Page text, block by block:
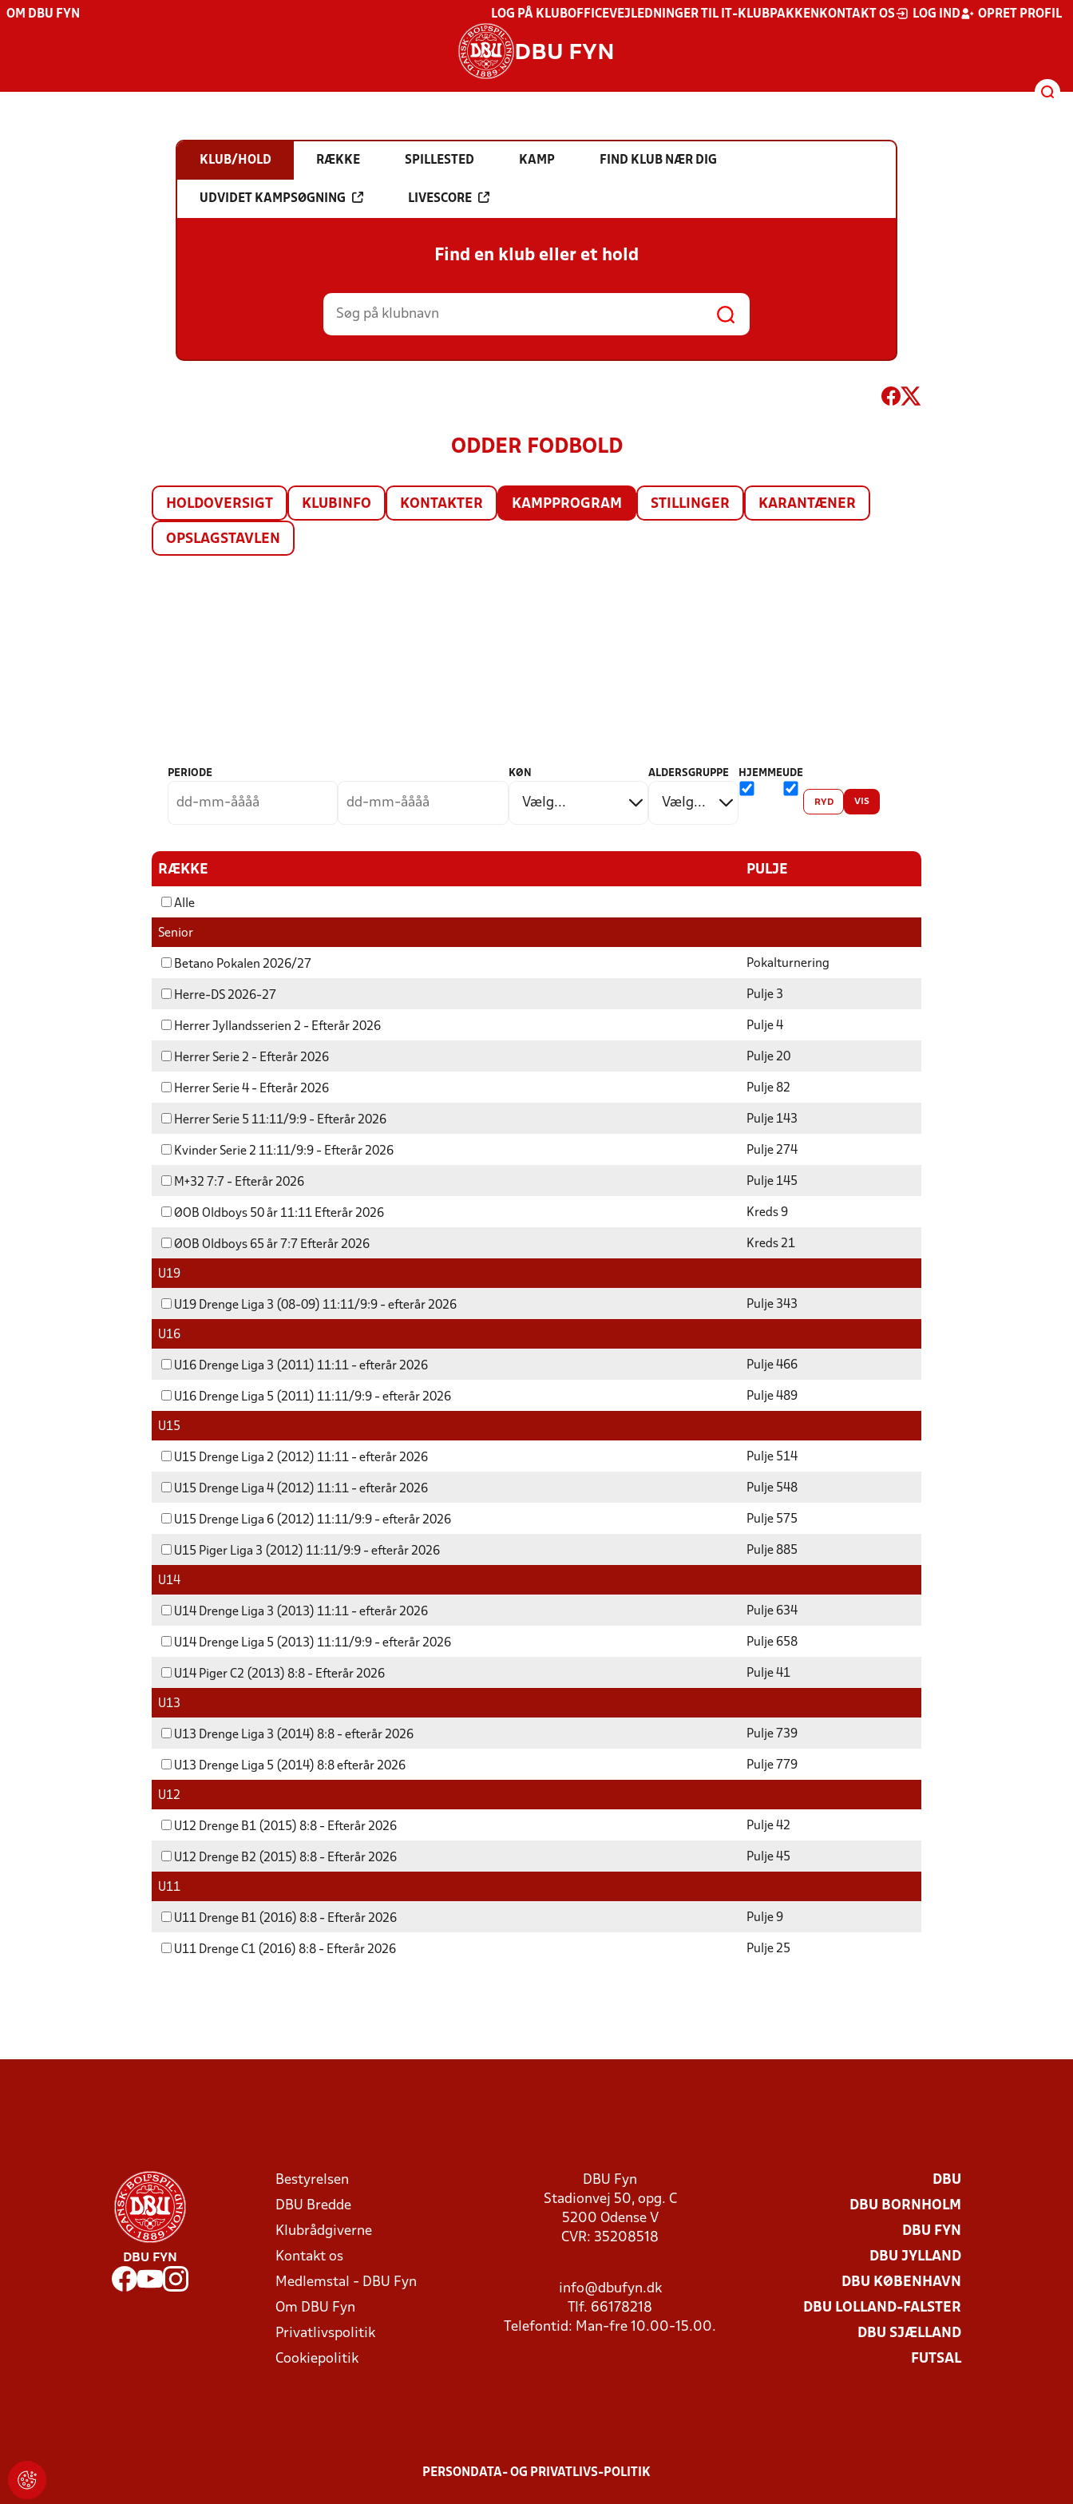
OM DBU FYN LOG PÅ KLUBOFFICEVEJLEDNINGER TIL IT-KLUBPAKKEN KONTAKT OS LOG IND OPRET PROFIL
DBU FYN
KLUB/HOLD RÆKKE SPILLESTED KAMP FIND KLUB NÆR DIG
UDVIDET KAMPSØGNING LIVESCORE
Find en klub eller et hold
ODDER FODBOLD
HOLDOVERSIGT KLUBINFO KONTAKTER KAMPPROGRAM STILLINGER KARANTÆNER
OPSLAGSTAVLEN
PERIODE KØN ALDERSGRUPPE HJEMMEUDE
RYD VIS
RÆKKE PULJE
Alle
Senior
Betano Pokalen 2026/27 Pokalturnering
Herre-DS 2026-27 Pulje 3
Herrer Jyllandsserien 2 - Efterår 2026 Pulje 4
Herrer Serie 2 - Efterår 2026 Pulje 20
Herrer Serie 4 - Efterår 2026 Pulje 82
Herrer Serie 5 11:11/9:9 - Efterår 2026 Pulje 143
Kvinder Serie 2 11:11/9:9 - Efterår 2026 Pulje 274
M+32 7:7 - Efterår 2026 Pulje 145
ØOB Oldboys 50 år 11:11 Efterår 2026 Kreds 9
ØOB Oldboys 65 år 7:7 Efterår 2026 Kreds 21
U19
U19 Drenge Liga 3 (08-09) 11:11/9:9 - efterår 2026 Pulje 343
U16
U16 Drenge Liga 3 (2011) 11:11 - efterår 2026 Pulje 466
U16 Drenge Liga 5 (2011) 11:11/9:9 - efterår 2026 Pulje 489
U15
U15 Drenge Liga 2 (2012) 11:11 - efterår 2026 Pulje 514
U15 Drenge Liga 4 (2012) 11:11 - efterår 2026 Pulje 548
U15 Drenge Liga 6 (2012) 11:11/9:9 - efterår 2026 Pulje 575
U15 Piger Liga 3 (2012) 11:11/9:9 - efterår 2026 Pulje 885
U14
U14 Drenge Liga 3 (2013) 11:11 - efterår 2026 Pulje 634
U14 Drenge Liga 5 (2013) 11:11/9:9 - efterår 2026 Pulje 658
U14 Piger C2 (2013) 8:8 - Efterår 2026 Pulje 41
U13
U13 Drenge Liga 3 (2014) 8:8 - efterår 2026 Pulje 739
U13 Drenge Liga 5 (2014) 8:8 efterår 2026 Pulje 779
U12
U12 Drenge B1 (2015) 8:8 - Efterår 2026 Pulje 42
U12 Drenge B2 (2015) 8:8 - Efterår 2026 Pulje 45
U11
U11 Drenge B1 (2016) 8:8 - Efterår 2026 Pulje 9
U11 Drenge C1 (2016) 8:8 - Efterår 2026 Pulje 25
DBU FYN
Bestyrelsen
DBU Bredde
Klubrådgiverne
Kontakt os
Medlemstal - DBU Fyn
Om DBU Fyn
Privatlivspolitik
Cookiepolitik
DBU Fyn
Stadionvej 50, opg. C
5200 Odense V
CVR: 35208518
info@dbufyn.dk
Tlf. 66178218
Telefontid: Man-fre 10.00-15.00.
DBU
DBU BORNHOLM
DBU FYN
DBU JYLLAND
DBU KØBENHAVN
DBU LOLLAND-FALSTER
DBU SJÆLLAND
FUTSAL
PERSONDATA- OG PRIVATLIVS-POLITIK